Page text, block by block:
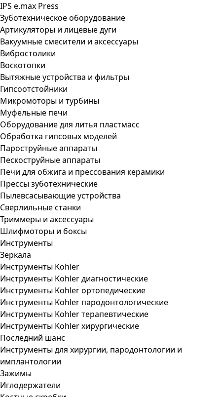
IPS e.max Press
Зуботехническое оборудование
Артикуляторы и лицевые дуги
Вакуумные смесители и аксессуары
Вибростолики
Воскотопки
Вытяжные устройства и фильтры
Гипсоотстойники
Микромоторы и турбины
Муфельные печи
Оборудование для литья пластмасс
Обработка гипсовых моделей
Пароструйные аппараты
Пескоструйные аппараты
Печи для обжига и прессования керамики
Прессы зуботехнические
Пылевсасывающие устройства
Сверлильные станки
Триммеры и аксессуары
Шлифмоторы и боксы
Инструменты
Зеркала
Инструменты Kohler
Инструменты Kohler диагностические
Инструменты Kohler ортопедические
Инструменты Kohler пародонтологические
Инструменты Kohler терапевтические
Инструменты Kohler хирургические
Последний шанс
Инструменты для хирургии, пародонтологии и
имплантологии
Зажимы
Иглодержатели